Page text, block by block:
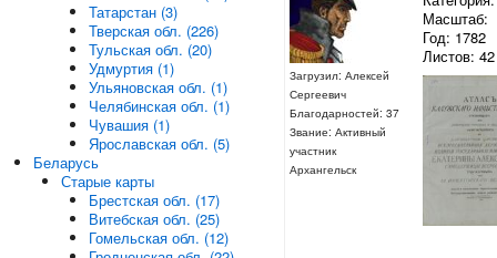
Загрузил: Алексей
Сергеевич
Благодарностей: 37
Звание: Активный
участник
Архангельск
Масштаб:
Год: 1782
Листов: 42
Татарстан (3)
Тверская обл. (226)
Тульская обл. (20)
Удмуртия (1)
Ульяновская обл. (1)
Челябинская обл. (1)
Чувашия (1)
Ярославская обл. (5)
Беларусь
Старые карты
Брестская обл. (17)
Витебская обл. (25)
Гомельская обл. (12)